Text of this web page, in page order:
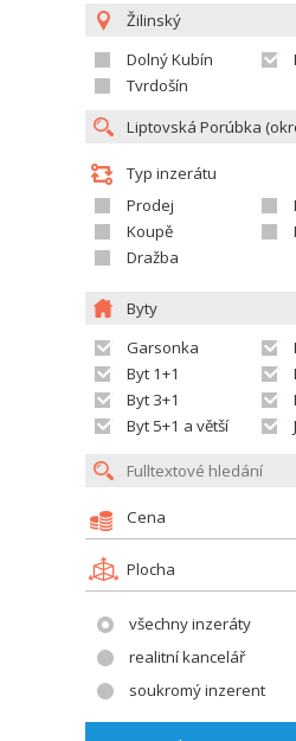
Žilinský
Dolný Kubín
Tvrdošín
Typ inzerátu
Prodej
Koupě
Dražba
Byty
Garsonka
Byt 1+1
Byt 3+1
Byt 5+1 a větší
Cena
Plocha
všechny inzeráty
realitní kancelář
soukromý inzerent